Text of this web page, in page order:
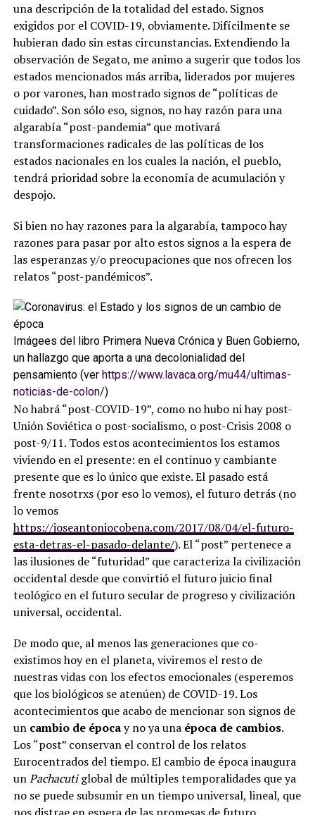
una descripción de la totalidad del estado. Signos
exigidos por el COVID-19, obviamente. Difícilmente se
hubieran dado sin estas circunstancias. Extendiendo la
observación de Segato, me animo a sugerir que todos los
estados mencionados más arriba, liderados por mujeres
o por varones, han mostrado signos de “políticas de
cuidado”. Son sólo eso, signos, no hay razón para una
algarabía “post-pandemia” que motivará
transformaciones radicales de las políticas de los
estados nacionales en los cuales la nación, el pueblo,
tendrá prioridad sobre la economía de acumulación y
despojo.
Si bien no hay razones para la algarabía, tampoco hay
razones para pasar por alto estos signos a la espera de
las esperanzas y/o preocupaciones que nos ofrecen los
relatos “post-pandémicos”.
Imágees del libro Primera Nueva Crónica y Buen Gobierno,
un hallazgo que aporta a una decolonialidad del
pensamiento (ver https://www.lavaca.org/mu44/ultimas-
noticias-de-colon/)
No habrá “post-COVID-19”, como no hubo ni hay post-
Unión Soviética o post-socialismo, o post-Crisis 2008 o
post-9/11. Todos estos acontecimientos los estamos
viviendo en el presente: en el continuo y cambiante
presente que es lo único que existe. El pasado está
frente nosotrxs (por eso lo vemos), el futuro detrás (no
lo vemos
https://joseantoniocobena.com/2017/08/04/el-futuro-
esta-detras-el-pasado-delante/). El “post” pertenece a
las ilusiones de “futuridad” que caracteriza la civilización
occidental desde que convirtió el futuro juicio final
teológico en el futuro secular de progreso y civilización
universal, occidental.
De modo que, al menos las generaciones que co-
existimos hoy en el planeta, viviremos el resto de
nuestras vidas con los efectos emocionales (esperemos
que los biológicos se atenúen) de COVID-19. Los
acontecimientos que acabo de mencionar son signos de
un cambio de épocay no ya una época de cambios.
Los “post” conservan el control de los relatos
Eurocentrados del tiempo. El cambio de época inaugura
unPachacutiglobal de múltiples temporalidades que ya
no se puede subsumir en un tiempo universal, lineal, que